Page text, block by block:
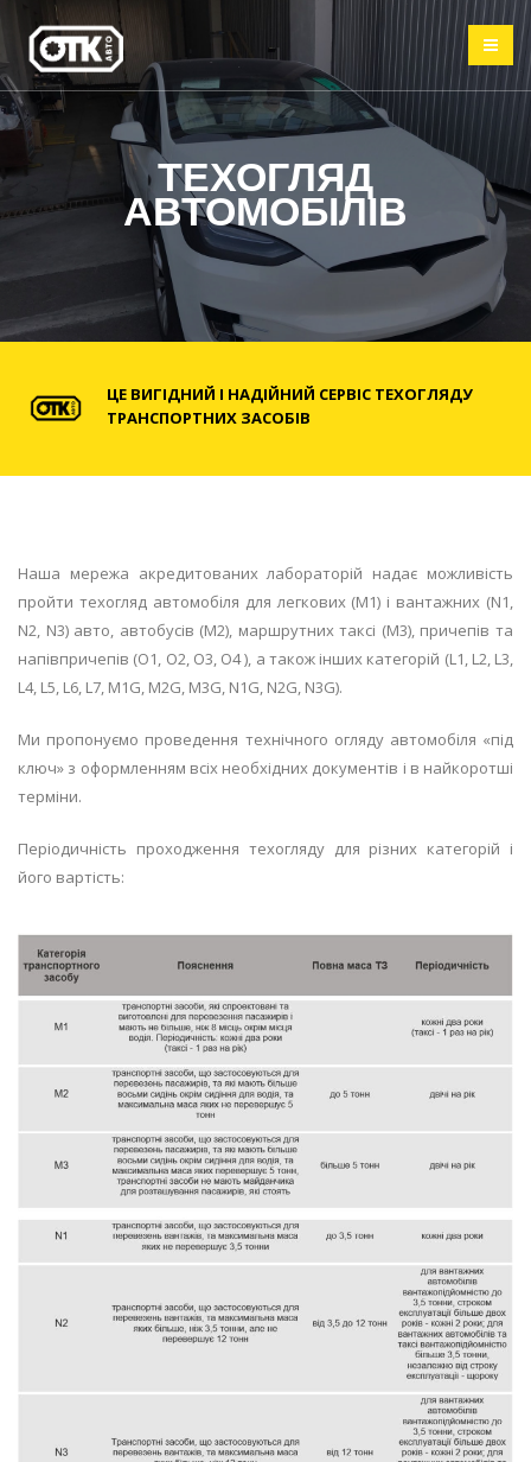
ТЕХОГЛЯД
АВТОМОБІЛІВ
ЦЕ ВИГІДНИЙ І НАДІЙНИЙ СЕРВІС ТЕХОГЛЯДУ
ТРАНСПОРТНИХ ЗАСОБІВ
Наша мережа акредитованих лабораторій надає можливість
пройти техогляд автомобіля для легкових (M1) і вантажних (N1,
N2, N3) авто, автобусів (M2), маршрутних таксі (M3), причепів та
напівпричепів (O1, O2, O3, O4 ), а також інших категорій (L1, L2, L3,
L4, L5, L6, L7, M1G, M2G, M3G, N1G, N2G, N3G).
Ми пропонуємо проведення технічного огляду автомобіля «під
ключ» з оформленням всіх необхідних документів і в найкоротші
терміни.
Періодичність проходження техогляду для різних категорій і
його вартість: